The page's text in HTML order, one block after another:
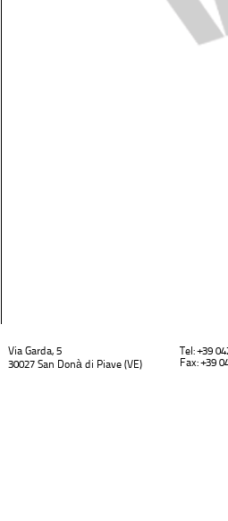
Via Garda, 5
30027 San Donà di Piave (VE)
Tel: +39
Fax: +39